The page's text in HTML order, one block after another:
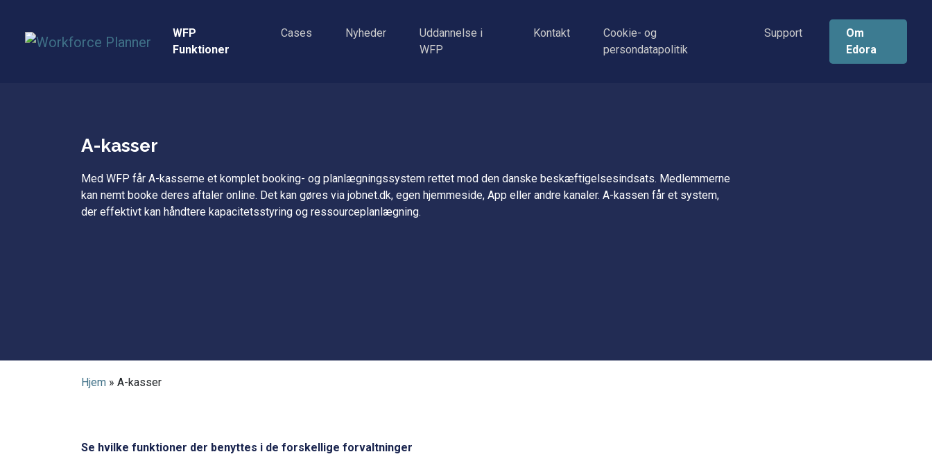
content
WFP
Funktioner
Cases Nyheder
Uddannelse i
WFP
Kontakt
Cookie- og
persondatapolitik
Support
Om
Edora
A-kasser
Med WFP får A-kasserne et komplet booking- og planlægningssystem rettet mod den danske beskæftigelsesindsats. Medlemmerne
kan nemt booke deres aftaler online. Det kan gøres via jobnet.dk, egen hjemmeside, App eller andre kanaler. A-kassen får et system,
der effektivt kan håndtere kapacitetsstyring og ressourceplanlægning.
Hjem » A-kasser
Se hvilke funktioner der benyttes i de forskellige forvaltninger